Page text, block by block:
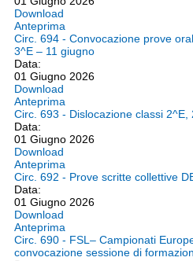
Download
Anteprima
Circ. 694 - Convocazione prove
3^E – 11 giugno
Data:
01 Giugno 2026
Download
Anteprima
Circ. 693 - Dislocazione classi
Data:
01 Giugno 2026
Download
Anteprima
Circ. 692 - Prove scritte collettive
Data:
01 Giugno 2026
Download
Anteprima
Circ. 690 - FSL– Campionati
convocazione sessione di